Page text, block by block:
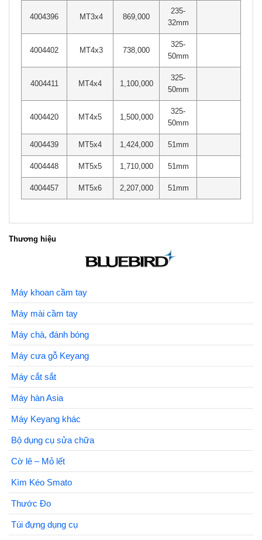
4004396 MT3x4 869,000
235-
32mm
4004402 MT4x3 738,000
325-
50mm
4004411 MT4x4 1,100,000
325-
50mm
4004420 MT4x5 1,500,000
325-
50mm
4004439 MT5x4 1,424,000 51mm
4004448 MT5x5 1,710,000 51mm
4004457 MT5x6 2,207,000 51mm
Thương hiệu
Máy khoan cầm tay
Máy mài cầm tay
Máy chà, đánh bóng
Máy cưa gỗ Keyang
Máy cắt sắt
Máy hàn Asia
Máy Keyang khác
Bộ dụng cụ sửa chữa
Cờ lê – Mỏ lết
Kìm Kéo Smato
Thước Đo
Túi đựng dụng cụ